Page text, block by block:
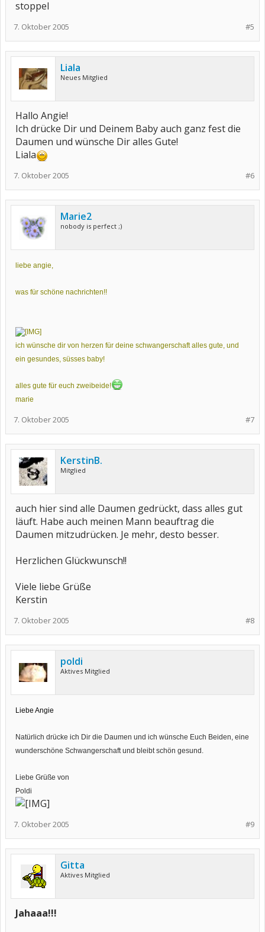
stoppel
#5
7. Oktober 2005
Liala
Neues Mitglied
Hallo Angie!
Ich drücke Dir und Deinem Baby auch ganz fest die
Daumen und wünsche Dir alles Gute!
Liala
#6
7. Oktober 2005
Marie2
nobody is perfect ;)
liebe angie,
was für schöne nachrichten!!
ich wünsche dir von herzen für deine schwangerschaft alles gute, und
ein gesundes, süsses baby!
alles gute für euch zweibeide!
marie
#7
7. Oktober 2005
KerstinB.
Mitglied
auch hier sind alle Daumen gedrückt, dass alles gut
läuft. Habe auch meinen Mann beauftrag die
Daumen mitzudrücken. Je mehr, desto besser.
Herzlichen Glückwunsch!!
Viele liebe Grüße
Kerstin
#8
7. Oktober 2005
poldi
Aktives Mitglied
Liebe Angie
Natürlich drücke ich Dir die Daumen und ich wünsche Euch Beiden, eine
wunderschöne Schwangerschaft und bleibt schön gesund.
Liebe Grüße von
Poldi
#9
7. Oktober 2005
Gitta
Aktives Mitglied
Jahaaa!!!